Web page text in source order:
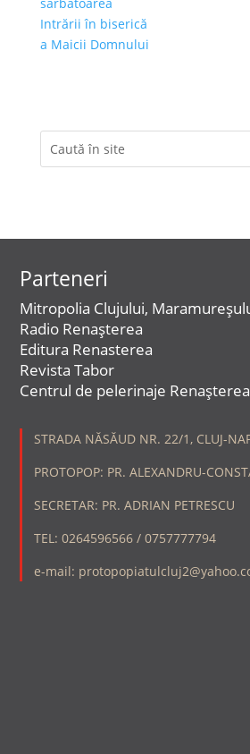
Parteneri
Mitropolia Clujului,
Radio Renașterea
Editura Renasterea
Revista Tabor
Centrul de pelerinaje Renașterea
STRADA NĂSĂUD NR. 22/1, CLUJ-
PROTOPOP: PR. ALEXANDRU-
SECRETAR: PR. ADRIAN PETRESCU
TEL: 0264596566 / 0757777794
e-mail: